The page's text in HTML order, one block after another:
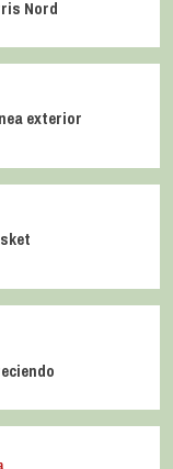
Nord
exterior